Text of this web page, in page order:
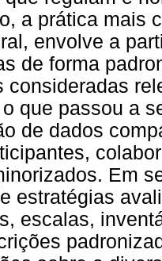
a prática mais
envolve a
de forma
consideradas
que passou a
de dados
Em
estratégias
escalas,